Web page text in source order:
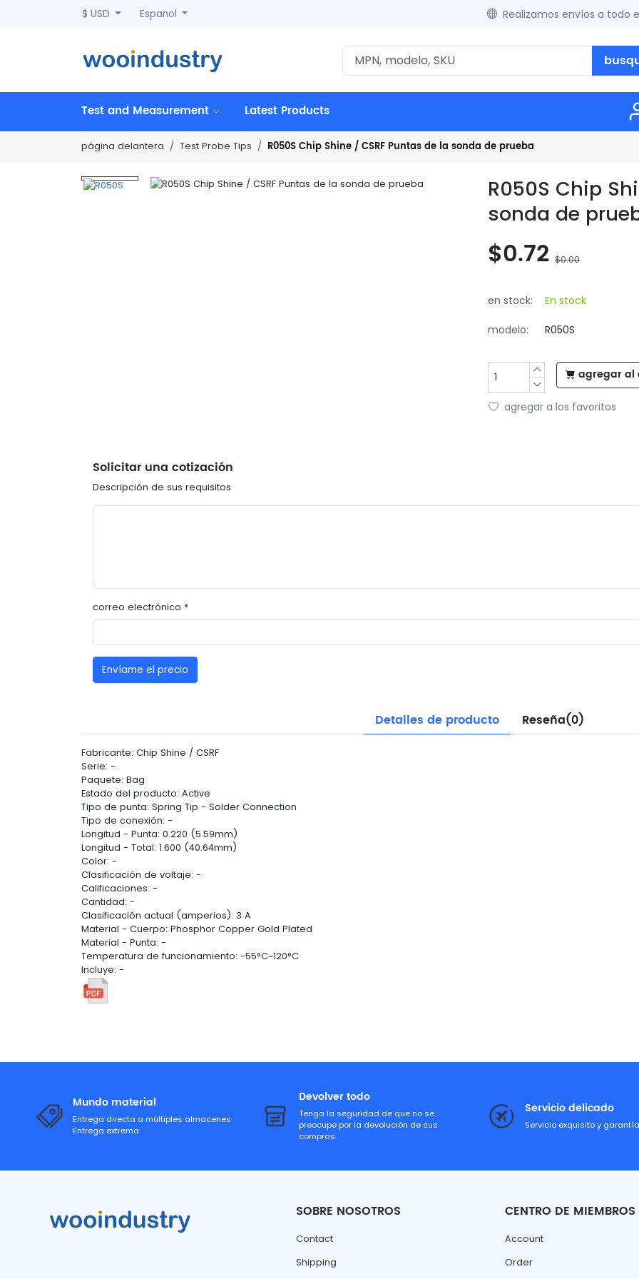
$ USD Espanol Realizamos envíos a todo
Test and Measurement Latest Products
página delantera Test Probe Tips R050S Chip Shine / CSRF Puntas de la sonda de prueba
R050S Chip
sonda de
$0.72 $0.00
en stock: En stock
modelo: R050S
agregar al
agregar a los favoritos
Solicitar una cotización
Descripción de sus requisitos
correo electrónico *
Envíame el precio
Detalles de producto Reseña(0)
Fabricante: Chip Shine / CSRF
Serie: -
Paquete: Bag
Estado del producto: Active
Tipo de punta: Spring Tip - Solder Connection
Tipo de conexión: -
Longitud - Punta: 0.220 (5.59mm)
Longitud - Total: 1.600 (40.64mm)
Color: -
Clasificación de voltaje: -
Calificaciones: -
Cantidad: -
Clasificación actual (amperios): 3 A
Material - Cuerpo: Phosphor Copper Gold Plated
Material - Punta: -
Temperatura de funcionamiento: -55°C~120°C
Incluye: -
Mundo material
Entrega directa a múltiples almacenes
Entrega extrema
Devolver todo
Tenga la seguridad de que no se
preocupe por la devolución de sus
compras.
Servicio delicado
Servicio exquisito y
SOBRE NOSOTROS
Contact
Shipping
CENTRO DE MIEMBROS
Account
Order